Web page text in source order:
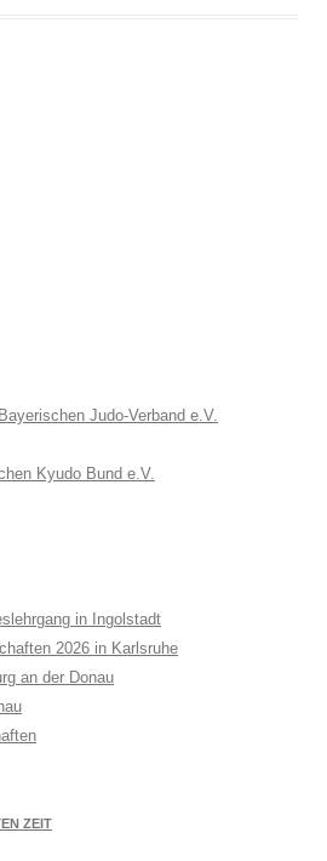
Bayerischen Judo-Verband e.V.
Kyudo Bund e.V.
in Ingolstadt
2026 in Karlsruhe
an der Donau
ZEIT